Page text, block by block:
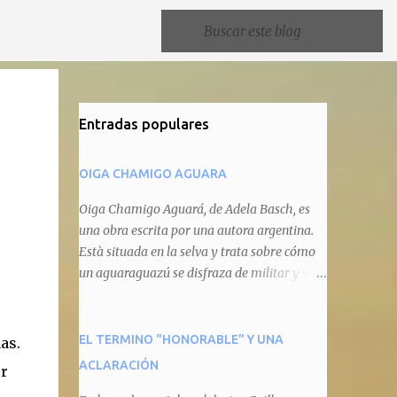
Entradas populares
OIGA CHAMIGO AGUARA
Oiga Chamigo Aguará, de Adela Basch, es
una obra escrita por una autora argentina.
Està situada en la selva y trata sobre cómo
un aguaraguazú se disfraza de militar y se
animal que pretenda circular por ahí. En
primera instancia aparece Teteu, el tero,
EL TERMINO "HONORABLE" Y UNA
ACLARACIÓN